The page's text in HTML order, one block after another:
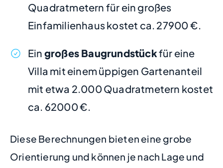
Quadratmetern für ein großes
Einfamilienhaus kostet ca. 27900 €.
Ein großes Baugrundstückfür eine
Villa mit einem üppigen Gartenanteil
mit etwa 2.000 Quadratmetern kostet
ca. 62000 €.
Diese Berechnungen bieten eine grobe
Orientierung und können je nach Lage und